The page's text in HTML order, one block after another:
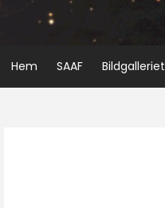
Hem SAAF Bildgalleriet